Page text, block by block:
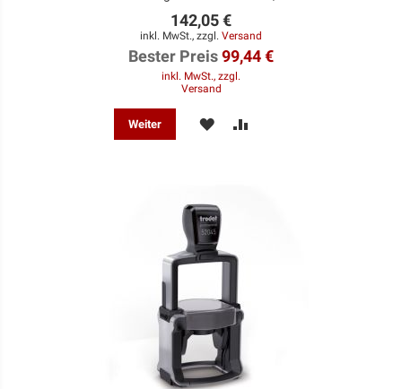
142,05 €
inkl. MwSt., zzgl. Versand
Bester Preis99,44 €
inkl. MwSt., zzgl.
Versand
Weiter MERKEN